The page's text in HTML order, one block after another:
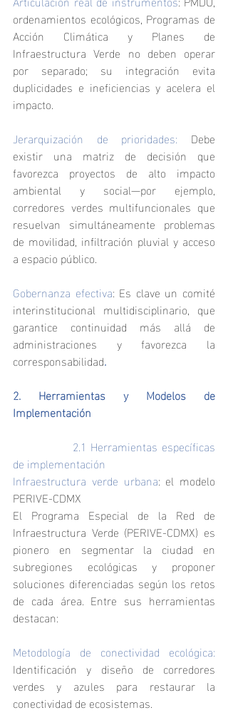
ordenamientos ecológicos, Programas de
Acción Climática y Planes de
Infraestructura Verde no deben operar
por separado; su integración evita
duplicidades e ineficiencias y acelera el
impacto.
Jerarquización de prioridades: Debe
existir una matriz de decisión que
favorezca proyectos de alto impacto
ambiental y social—por ejemplo,
corredores verdes multifuncionales que
resuelvan simultáneamente problemas
de movilidad, infiltración pluvial y acceso
a espacio público.
Gobernanza efectiva: Es clave un comité
interinstitucional multidisciplinario, que
garantice continuidad más allá de
administraciones y favorezca la
corresponsabilidad.
2. Herramientas y Modelos de
Implementación
de implementación
Infraestructura verde urbana: el modelo
PERIVE-CDMX
El Programa Especial de la Red de
Infraestructura Verde (PERIVE-CDMX) es
pionero en segmentar la ciudad en
subregiones ecológicas y proponer
soluciones diferenciadas según los retos
de cada área. Entre sus herramientas
destacan:
Metodología de conectividad ecológica:
Identificación y diseño de corredores
verdes y azules para restaurar la
conectividad de ecosistemas.